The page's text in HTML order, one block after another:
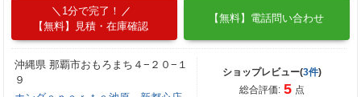
1分で完了！
【無料】見積・在庫確認
【無料】電話問い合わせ
沖縄県 那覇市おもろまち４−２０−１
９
ショップレビュー(3件)
総合評価: 5 点